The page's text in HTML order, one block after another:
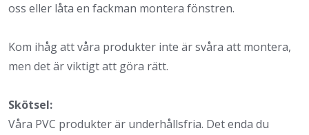
oss eller låta en fackman montera fönstren.
Kom ihåg att våra produkter inte är svåra att montera,
men det är viktigt att göra rätt.
Skötsel:
Våra PVC produkter är underhållsfria. Det enda du